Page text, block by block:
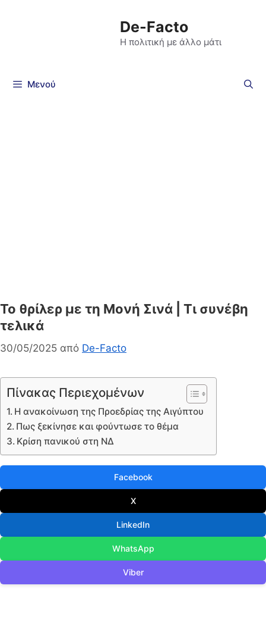
De-Facto
Η πολιτική με άλλο μάτι
Μενού
Το θρίλερ με τη Μονή Σινά | Τι συνέβη
τελικά
30/05/2025 από De-Facto
Πίνακας Περιεχομένων
Η ανακοίνωση της Προεδρίας της Αιγύπτου
Πως ξεκίνησε και φούντωσε το θέμα
Κρίση πανικού στη ΝΔ
Facebook
X
LinkedIn
WhatsApp
Viber